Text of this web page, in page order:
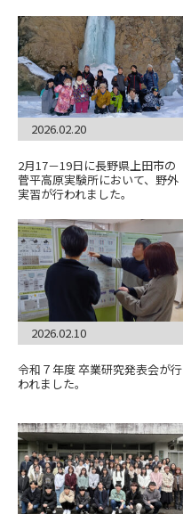
2026.02.20
2月17－19日に長野県上田市の
菅平高原実験所において、野外
実習が行われました。
2026.02.10
令和７年度 卒業研究発表会が行
われました。